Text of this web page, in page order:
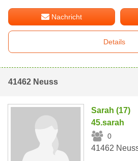
Nachricht
Details
41462 Neuss
Sarah (17)
45.sarah
0
41462